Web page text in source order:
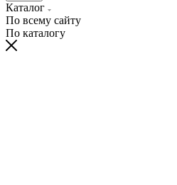
Каталог
По всему сайту
По каталогу